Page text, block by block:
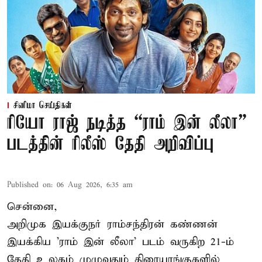
சினிமா செய்திகள்
ரியோ ராஜ் நடித்த “ராம் இன் லீலா”
படத்தின் ரிலீஸ் தேதி அறிவிப்பு
Published on: 06 Aug 2026, 6:35 am
சென்னை,
அறிமுக இயக்குநர் ராம்சந்திரன் கண்ணன்
இயக்கிய 'ராம் இன் லீலா' படம் வருகிற 21-ம்
தேதி உலகம் முழுவதும் திரையரங்குகளில்